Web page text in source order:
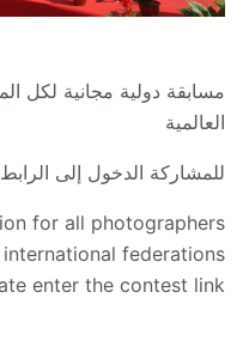
مسابقة دولية مجانية لكل
العالمية
للمشاركة الدخول إلى
for all photographers
federations
enter the contest link